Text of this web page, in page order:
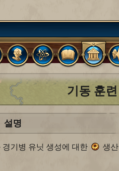
기동 훈련
설명
기병 유닛 생성에 대한
생산